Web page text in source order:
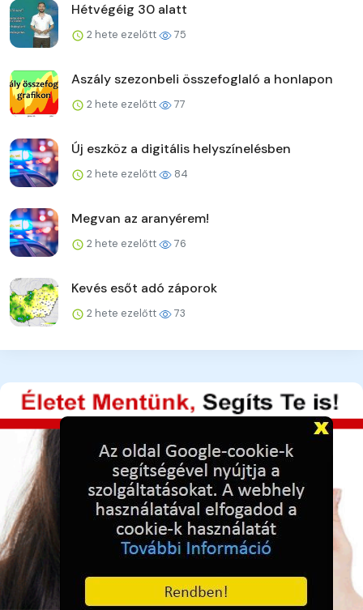
Hétvégéig 30 alatt
2 hete ezelőtt 75
Aszály szezonbeli összefoglaló a honlapon
2 hete ezelőtt 77
Új eszköz a digitális helyszínelésben
2 hete ezelőtt 84
Megvan az aranyérem!
2 hete ezelőtt 76
Kevés esőt adó záporok
2 hete ezelőtt 73